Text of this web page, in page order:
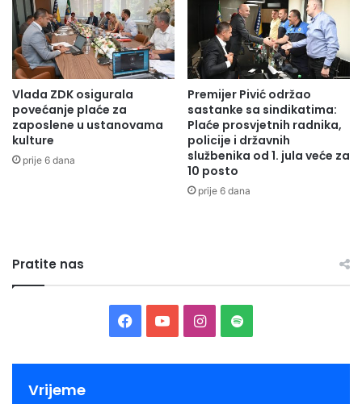
Vlada ZDK osigurala
povećanje plaće za
zaposlene u ustanovama
kulture
prije 6 dana
Premijer Pivić održao
sastanke sa sindikatima:
Plaće prosvjetnih radnika,
policije i državnih
službenika od 1. jula veće za
10 posto
prije 6 dana
Pratite nas
Facebook
YouTubeInstagram
Spotify
Vrijeme